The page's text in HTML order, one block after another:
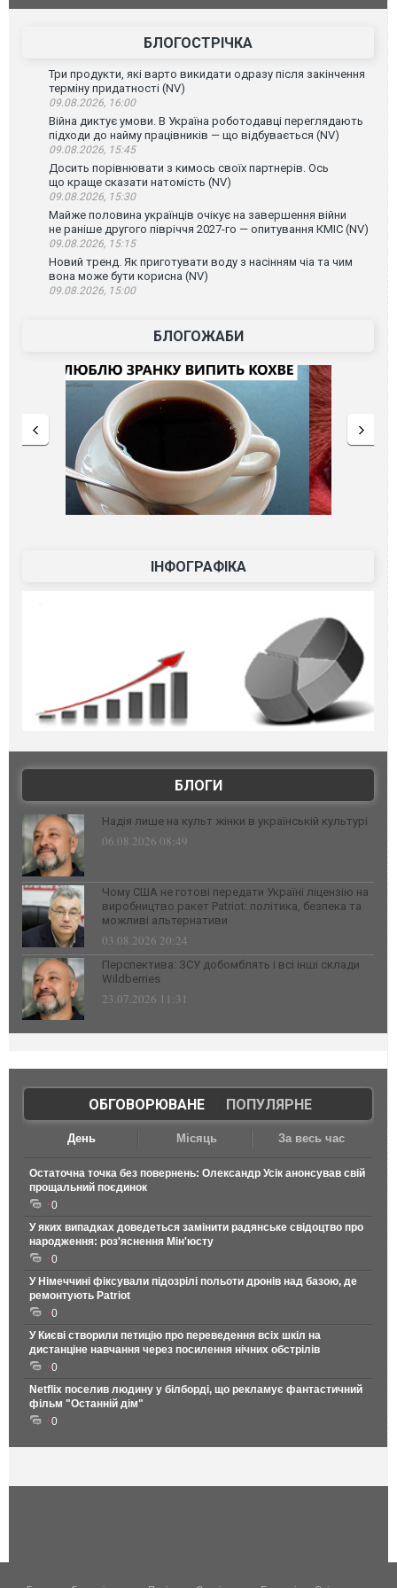
зіркового
БЛОГОСТРІЧКА
Три продукти, які варто викидати одразу після закінчення
терміну придатності (NV)
09.08.2026, 16:00
Війна диктує умови. В Україна роботодавці переглядають
підходи до найму працівників — що відбувається (NV)
09.08.2026, 15:45
Досить порівнювати з кимось своїх партнерів. Ось
що краще сказати натомість (NV)
09.08.2026, 15:30
Майже половина українців очікує на завершення війни
не раніше другого півріччя 2027-го — опитування КМІС (NV)
09.08.2026, 15:15
Новий тренд. Як приготувати воду з насінням чіа та чим
вона може бути корисна (NV)
09.08.2026, 15:00
БЛОГОЖАБИ
ІНФОГРАФІКА
БЛОГИ
Надія лише на культ жінки в українській культурі
06.08.2026 08:49
Чому США не готові передати Україні ліцензію на
виробництво ракет Patriot: політика, безпека та
можливі альтернативи
03.08.2026 20:24
Перспектива: ЗСУ добомблять і всі інші склади
Wildberries
23.07.2026 11:31
ОБГОВОРЮВАНЕ| ПОПУЛЯРНЕ
День Місяць За весь час
Остаточна точка без повернень: Олександр Усік анонсував свій
прощальний поєдинок
0
У яких випадках доведеться замінити радянське свідоцтво про
народження: роз'яснення Мін'юсту
0
У Німеччині фіксували підозрілі польоти дронів над базою, де
ремонтують Patriot
0
У Києві створили петицію про переведення всіх шкіл на
дистанціне навчання через посилення нічних обстрілів
0
Netflix поселив людину у білборді, що рекламує фантастичний
фільм "Останній дім"
0